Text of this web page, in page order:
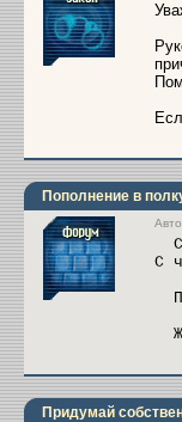
Пополнение в
С
Придумай